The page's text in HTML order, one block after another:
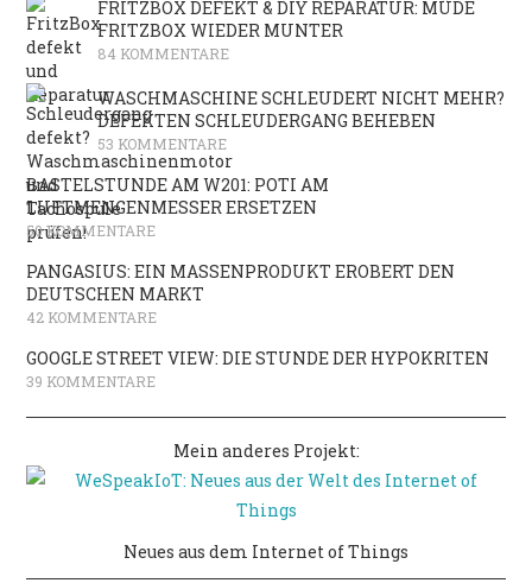
FRITZBOX DEFEKT & DIY REPARATUR: MÜDE
FRITZBOX WIEDER MUNTER
84 KOMMENTARE
WASCHMASCHINE SCHLEUDERT NICHT MEHR?
DEFEKTEN SCHLEUDERGANG BEHEBEN
53 KOMMENTARE
BASTELSTUNDE AM W201: POTI AM
LUFTMENGENMESSER ERSETZEN
50 KOMMENTARE
PANGASIUS: EIN MASSENPRODUKT EROBERT DEN
DEUTSCHEN MARKT
42 KOMMENTARE
GOOGLE STREET VIEW: DIE STUNDE DER HYPOKRITEN
39 KOMMENTARE
Mein anderes Projekt:
Neues aus dem Internet of Things